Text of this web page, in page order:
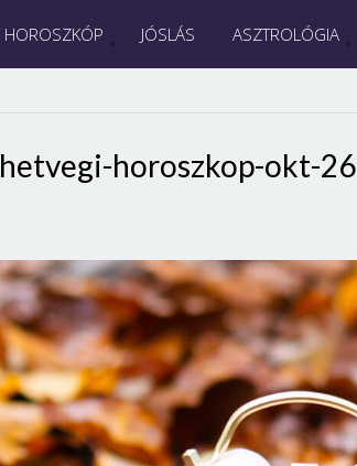
HOROSZKÓP JÓSLÁS ASZTROLÓGIA
hetvegi-horoszkop-okt-26